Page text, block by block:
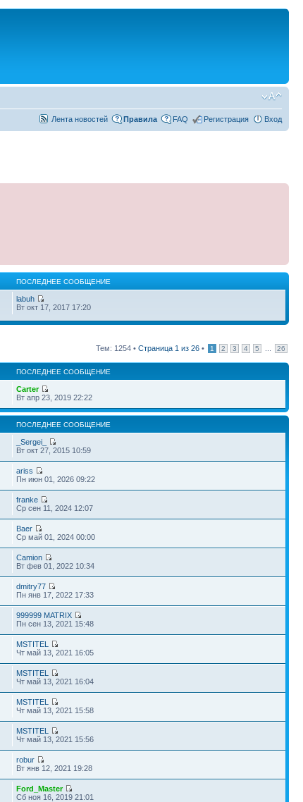
Лента новостей Правила FAQ Регистрация Вход
ПОСЛЕДНЕЕ СООБЩЕНИЕ
labuh
Вт окт 17, 2017 17:20
Тем: 1254 • Страница 1 из 26 • 1 2 3 4 5 26
ПОСЛЕДНЕЕ СООБЩЕНИЕ
Carter
Вт апр 23, 2019 22:22
ПОСЛЕДНЕЕ СООБЩЕНИЕ
_Sergei_
Вт окт 27, 2015 10:59
ariss
Пн июн 01, 2026 09:22
franke
Ср сен 11, 2024 12:07
Baer
Ср май 01, 2024 00:00
Camion
Вт фев 01, 2022 10:34
dmitry77
Пн янв 17, 2022 17:33
999999 MATRIX
Пн сен 13, 2021 15:48
MSTITEL
Чт май 13, 2021 16:05
MSTITEL
Чт май 13, 2021 16:04
MSTITEL
Чт май 13, 2021 15:58
MSTITEL
Чт май 13, 2021 15:56
robur
Вт янв 12, 2021 19:28
Ford_Master
Сб ноя 16, 2019 21:01